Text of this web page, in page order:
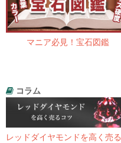
マニア必見！宝石図鑑
コラム
レッドダイヤモンドを高く売る